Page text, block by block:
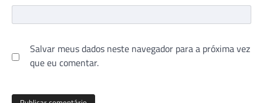
Salvar meus dados neste navegador para a próxima vez
que eu comentar.